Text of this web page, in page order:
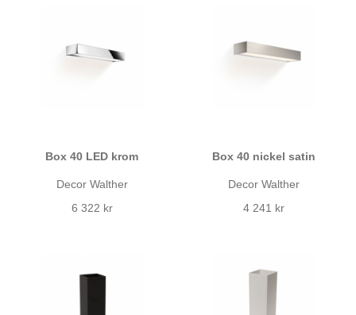
Box 40 LED krom
Decor Walther
6 322 kr
Box 40 nickel satin
Decor Walther
4 241 kr